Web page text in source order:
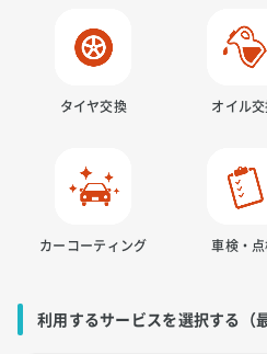
タイヤ交換 オイル
カーコーティング 車検・
利用するサービスを選択する（